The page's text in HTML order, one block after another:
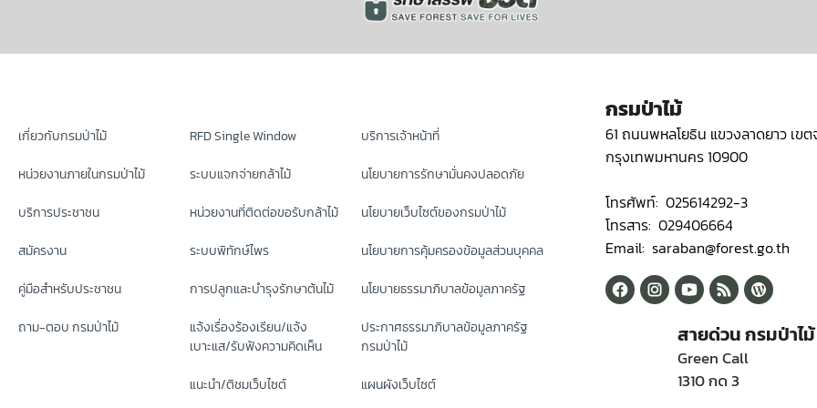
เกี่ยวกับกรมป่าไม้
หน่วยงานภายในกรมป่าไม้
บริการประชาชน
สมัครงาน
คู่มือสำหรับประชาชน
ถาม-ตอบ กรมป่าไม้
RFD Single Window
ระบบแจกจ่ายกล้าไม้
หน่วยงานที่ติดต่อขอรับกล้าไม้
ระบบพิทักษ์ไพร
การปลูกและบำรุงรักษาต้นไม้
แจ้งเรื่องร้องเรียน/แจ้ง
เบาะแส/รับฟังความคิดเห็น
แนะนำ/ติชมเว็บไซต์
บริการเจ้าหน้าที่
นโยบายการรักษามั่นคงปลอดภัย
นโยบายเว็บไซต์ของกรมป่าไม้
นโยบายการคุ้มครองข้อมูลส่วนบุคคล
นโยบายธรรมาภิบาลข้อมูลภาครัฐ
ประกาศธรรมาภิบาลข้อมูลภาครัฐ
กรมป่าไม้
แผนผังเว็บไซต์
กรมป่าไม้
61 ถนนพหลโยธิน แขวงลาดยาว เข
กรุงเทพมหานคร 10900
โทรศัพท์: 025614292-3
โทรสาร: 029406664
Email: saraban@forest.go.th
สายด่วน กรมป่าไม้
Green Call
1310 กด 3